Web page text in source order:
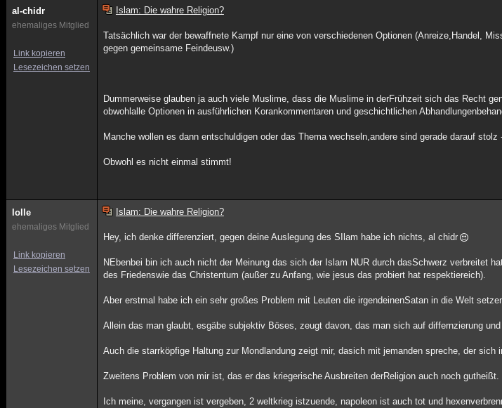
al-chidr
ehemaliges Mitglied
Link kopieren
Lesezeichen setzen
Islam: Die wahre Religion?
Tatsächlich war der bewaffnete Kampf nur eine von verschiedenen Optionen (Anreize,Handel,
gegen gemeinsame Feindeusw.)
Dummerweise glauben ja auch viele Muslime, dass die Muslime in derFrühzeit sich das Recht
obwohlalle Optionen in ausführlichen Korankommentaren und geschichtlichen
Manche wollen es dann entschuldigen oder das Thema wechseln,andere sind gerade darauf stolz
Obwohl es nicht einmal stimmt!
lolle
ehemaliges Mitglied
Link kopieren
Lesezeichen setzen
Islam: Die wahre Religion?
Hey, ich denke differenziert, gegen deine Auslegung des SIlam habe ich nichts, al chidr
NEbenbei bin ich auch nicht der Meinung das sich der Islam NUR durch dasSchwerz verbreitet
des Friedenswie das Christentum (außer zu Anfang, wie jesus das probiert hat respektiereich).
Aber erstmal habe ich ein sehr großes Problem mit Leuten die irgendeinenSatan in die Welt
Allein das man glaubt, esgäbe subjektiv Böses, zeugt davon, das man sich auf differnzierung
Auch die starrköpfige Haltung zur Mondlandung zeigt mir, dasich mit jemanden spreche, der sich
Zweitens Problem von mir ist, das er das kriegerische Ausbreiten derReligion auch noch gutheißt.
Ich meine, vergangen ist vergeben, 2 weltkrieg istzuende, napoleon ist auch tot und